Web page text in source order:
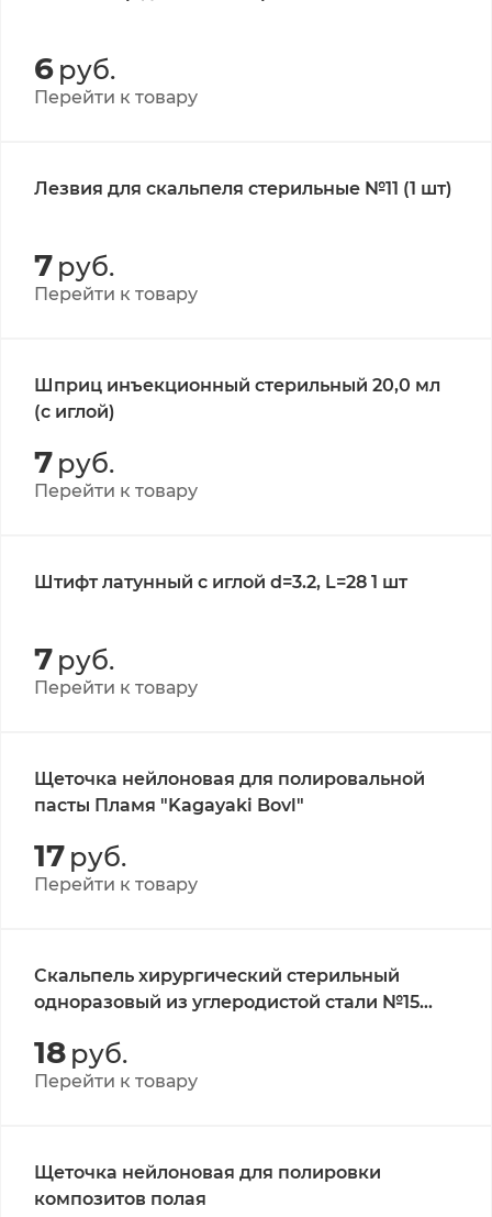
6 руб.
Перейти к товару
Лезвия для скальпеля стерильные №11 (1 шт)
7 руб.
Перейти к товару
Шприц инъекционный стерильный 20,0 мл
(с иглой)
7 руб.
Перейти к товару
Штифт латунный с иглой d=3.2, L=28 1 шт
7 руб.
Перейти к товару
Щеточка нейлоновая для полировальной
пасты Пламя "Kagayaki Bovl"
17 руб.
Перейти к товару
Скальпель хирургический стерильный
одноразовый из углеродистой стали №15
18 руб.
Перейти к товару
Щеточка нейлоновая для полировки
композитов полая